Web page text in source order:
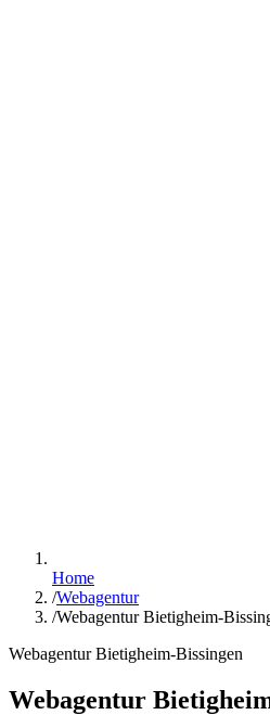
Home
/Webagentur
/Webagentur Bietigheim-
Webagentur Bietigheim-Bissingen
Webagentur